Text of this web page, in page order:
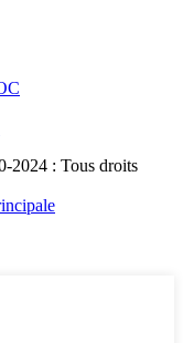
: Tous droits